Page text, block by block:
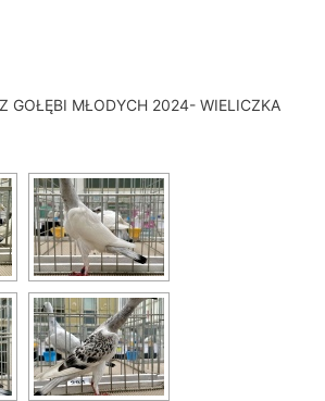
GOŁĘBI MŁODYCH 2024- WIELICZKA